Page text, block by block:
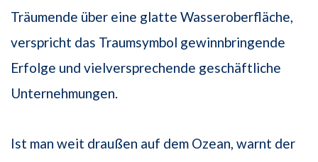
Träumende über eine glatte Wasseroberfläche,
verspricht das Traumsymbol gewinnbringende
Erfolge und vielversprechende geschäftliche
Unternehmungen.
Ist man weit draußen auf dem Ozean, warnt der